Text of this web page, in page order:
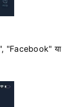
"Facebook" या